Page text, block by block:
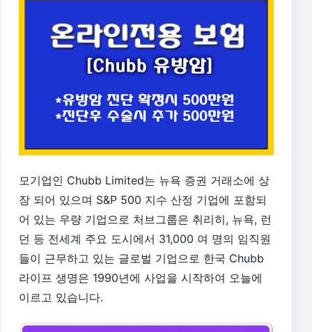
모기업인 Chubb Limited는 뉴욕 증권 거래소에 상
장 되어 있으며 S&P 500 지수 산정 기업에 포함되
어 있는 우량 기업으로 처브그룹은 취리히, 뉴욕, 런
던 등 전세계 주요 도시에서 31,000 여 명의 임직원
들이 근무하고 있는 글로벌 기업으로 한국 Chubb
라이프 생명은 1990년에 사업을 시작하여 오늘에
이르고 있습니다.